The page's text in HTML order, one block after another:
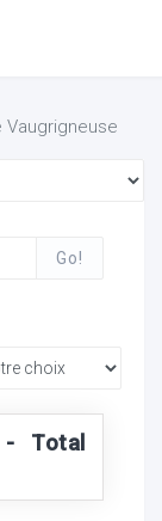
Go!
- Total